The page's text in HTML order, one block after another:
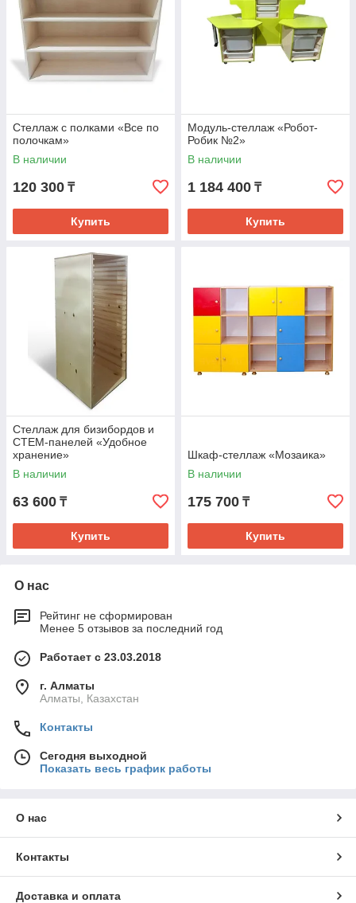
Стеллаж с полками «Все по
полочкам»
В наличии
120 300 ₸
Купить
Модуль-стеллаж «Робот-
Робик №2»
В наличии
1 184 400 ₸
Купить
Стеллаж для бизибордов и
СТЕМ-панелей «Удобное
хранение»
В наличии
63 600 ₸
Купить
Шкаф-стеллаж «Мозаика»
В наличии
175 700 ₸
Купить
О нас
Рейтинг не сформирован
Менее 5 отзывов за последний год
Работает с 23.03.2018
г. Алматы
Алматы, Казахстан
Контакты
Сегодня выходной
Показать весь график работы
О нас
Контакты
Доставка и оплата